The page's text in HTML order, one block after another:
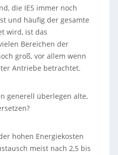
die IE5 immer noch
und häufig der gesamte
wird, ist das
Bereichen der
groß, vor allem wenn
Antriebe betrachtet.
generell überlegen alte,
hohen Energiekosten
meist nach 2,5 bis